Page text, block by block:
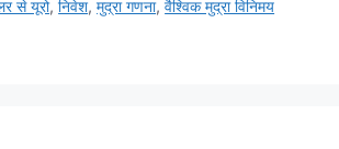
से यूरो,निवेश,मुद्रा गणना,वैश्विक मुद्रा विनिमय